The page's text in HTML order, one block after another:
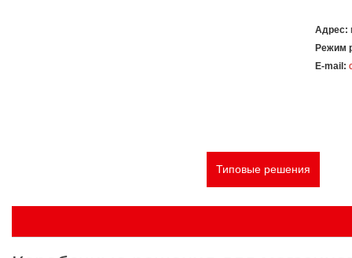
Адрес:
Режим
E-mail:
Типовые решения